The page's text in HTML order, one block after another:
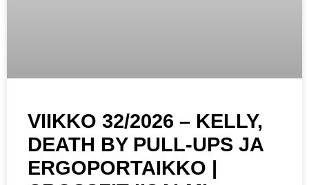
VIIKKO 32/2026 – KELLY,
DEATH BY PULL-UPS JA
ERGOPORTAIKKO |